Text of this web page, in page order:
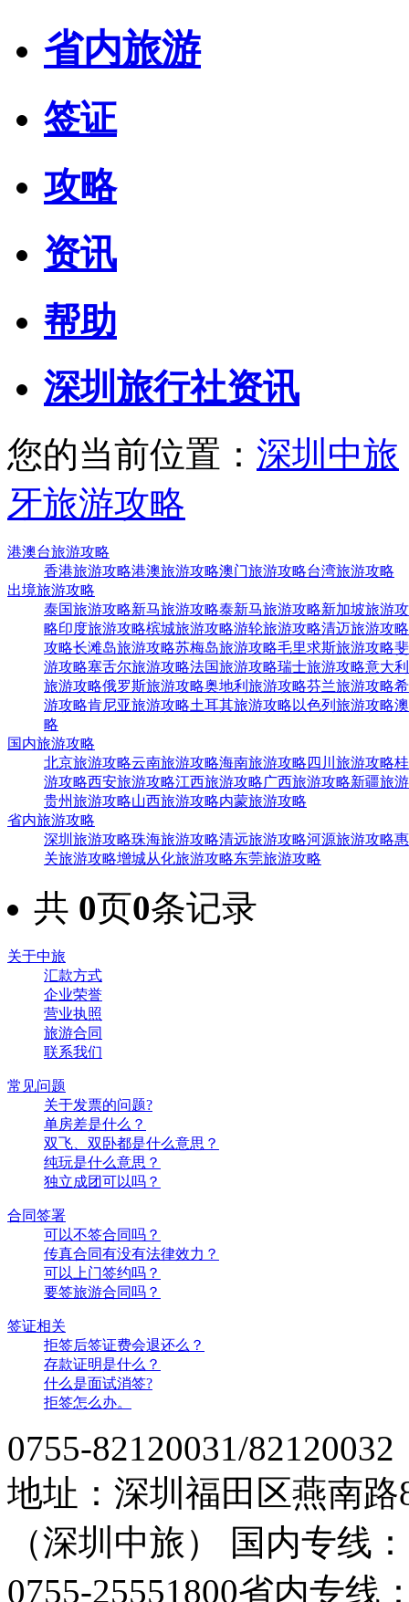
省内旅游
签证
攻略
资讯
帮助
深圳旅行社资讯
您的当前位置： 深圳中旅
牙旅游攻略
港澳台旅游攻略
香港旅游攻略港澳旅游攻略澳门旅游攻略台湾旅游攻略
出境旅游攻略
泰国旅游攻略新马旅游攻略泰新马旅游攻略新加坡旅游
略印度旅游攻略槟城旅游攻略游轮旅游攻略清迈旅游攻略
攻略长滩岛旅游攻略苏梅岛旅游攻略毛里求斯旅游攻略
游攻略塞舌尔旅游攻略法国旅游攻略瑞士旅游攻略意大
旅游攻略俄罗斯旅游攻略奥地利旅游攻略芬兰旅游攻略
游攻略肯尼亚旅游攻略土耳其旅游攻略 以色列旅游攻略
略
国内旅游攻略
北京旅游攻略云南旅游攻略海南旅游攻略 四川旅游攻略
游攻略西安旅游攻略江西旅游攻略广西旅游攻略新疆旅
贵州旅游攻略山西旅游攻略内蒙旅游攻略
省内旅游攻略
深圳旅游攻略珠海旅游攻略清远旅游攻略河源旅游攻略
关旅游攻略增城从化旅游攻略东莞旅游攻略
共 0页0条记录
关于中旅
汇款方式
企业荣誉
营业执照
旅游合同
联系我们
常见问题
关于发票的问题?
单房差是什么？
双飞、双卧都是什么意思？
纯玩是什么意思？
独立成团可以吗？
合同签署
可以不签合同吗？
传真合同有没有法律效力？
可以上门签约吗？
要签旅游合同吗？
签证相关
拒签后签证费会退还么？
存款证明是什么？
什么是面试消签?
拒签怎么办。
0755-82120031/82120032
地址：深圳福田区燕南
（深圳中旅）
国内专线
0755-25551800省内专线